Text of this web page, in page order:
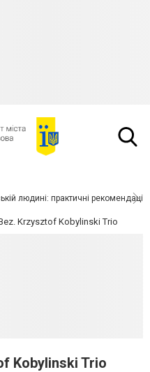
людині: практичні рекомендації
Krzysztof Kobylinski Trio
Kobylinski Trio